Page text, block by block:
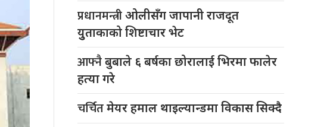
प्रधानमन्त्रीओलीसँग जापानी राजदूत
युुताकाको शिष्टाचार भेट
आफ्नैबुबाले ६ बर्षका छोरालाई भिरमा फालेर
हत्या गरे
चर्चितमेयर हमाल थाइल्यान्डमा विकास सिक्दै